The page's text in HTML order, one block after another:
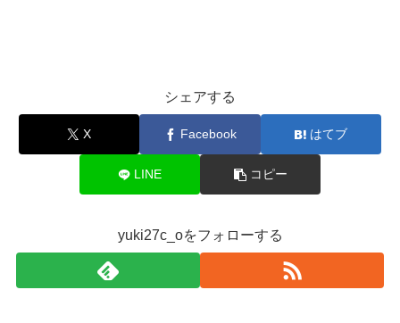
シェアする
X Facebook はてブ
LINE コピー
yuki27c_oをフォローする